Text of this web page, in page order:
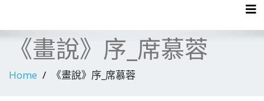
《畫說》序_席慕蓉
Home 《畫說》序_席慕蓉